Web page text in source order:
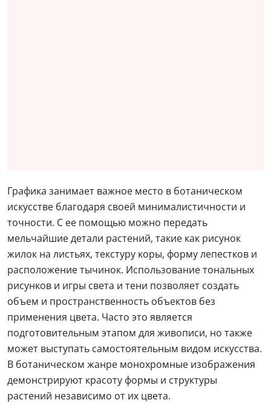
Графика занимает важное место в ботаническом
искусстве благодаря своей минималистичности и
точности. С ее помощью можно передать
мельчайшие детали растений, такие как рисунок
жилок на листьях, текстуру коры, форму лепестков и
расположение тычинок. Использование тональных
рисунков и игры света и тени позволяет создать
объем и пространственность объектов без
применения цвета. Часто это является
подготовительным этапом для живописи, но также
может выступать самостоятельным видом искусства.
В ботаническом жанре монохромные изображения
демонстрируют красоту формы и структуры
растений независимо от их цвета.